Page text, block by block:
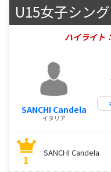
U15女子シン
ハイライト：
SANCHI Candela
イタリア
1
SANCHI Candela